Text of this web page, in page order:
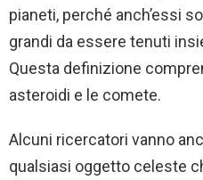
pianeti, perché anch’essi
grandi da essere tenuti
Questa definizione
asteroidi e le comete.
Alcuni ricercatori vanno
qualsiasi oggetto celeste